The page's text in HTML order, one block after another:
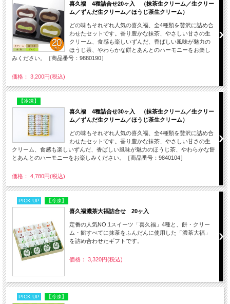
喜久福 4種詰合せ20ヶ入 （抹茶生クリーム／生クリー
ム／ずんだ生クリーム／ほうじ茶生クリーム）
どの味もそれぞれ人気の喜久福、全4種類を贅沢に詰め合
わせたセットです。香り豊かな抹茶、やさしい甘さの生
クリーム、食感も楽しいずんだ、香ばしい風味が魅力の
ほうじ茶、やわらかな餅とあんとのハーモニーをお楽し
みください。［商品番号：9880190］
価格： 3,200円(税込)
【冷凍】
喜久福 4種詰合せ30ヶ入 （抹茶生クリーム／生クリー
ム／ずんだ生クリーム／ほうじ茶生クリーム）
どの味もそれぞれ人気の喜久福、全4種類を贅沢に詰め合
わせたセットです。香り豊かな抹茶、やさしい甘さの生
クリーム、食感も楽しいずんだ、香ばしい風味が魅力のほうじ茶、やわらかな餅
とあんとのハーモニーをお楽しみください。［商品番号：9840104］
価格： 4,780円(税込)
PICK UP 【冷凍】
喜久福濃茶大福詰合せ 20ヶ入
定番の人気NO.1スイーツ「喜久福」4種と、餅・クリー
ム・餡すべてに抹茶をふんだんに使用した「濃茶大福」
を詰め合わせたギフトです。
価格： 3,320円(税込)
PICK UP 【冷凍】